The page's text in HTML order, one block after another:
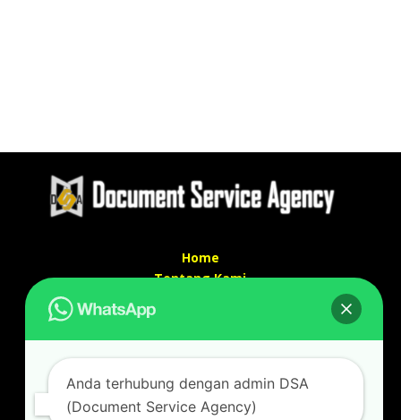
Home
Tentang Kami
Kontak kami
Alamat kantor :
Jl Swadaya Pam No 6 Rt 006 Rw 007 Jatinegara,
Anda terhubung dengan admin DSA
(Document Service Agency)